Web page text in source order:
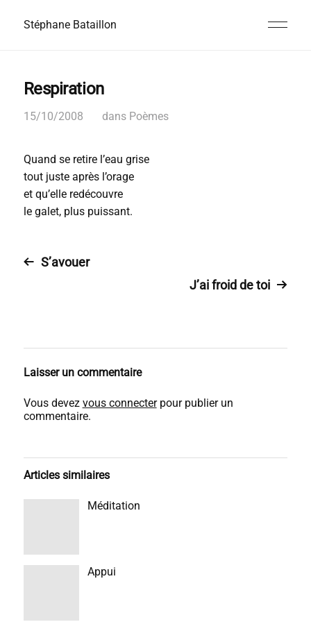
Stéphane Bataillon
Respiration
15/10/2008 dans Poèmes
Quand se retire l’eau grise
tout juste après l’orage
et qu’elle redécouvre
le galet, plus puissant.
S’avouer
J’ai froid de toi
Laisser un commentaire
Vous devez vous connecterpour publier un
commentaire.
Articles similaires
Méditation
Appui